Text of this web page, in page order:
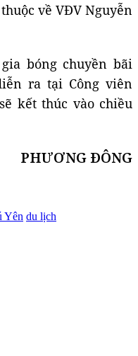
về VĐV Nguyễn
bóng chuyền bãi
ra tại Công viên
kết thúc vào chiều
PHƯƠNG ĐÔNG
Yên du lịch